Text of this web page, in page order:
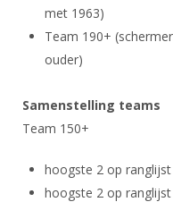
Verwerk wedstrijduitslagen
NK organiseren
ALV
Touché
met 1963)
Team 190+
ouder)
Samenstelling teams
Team 150+
hoogste 2 op
hoogste 2 op